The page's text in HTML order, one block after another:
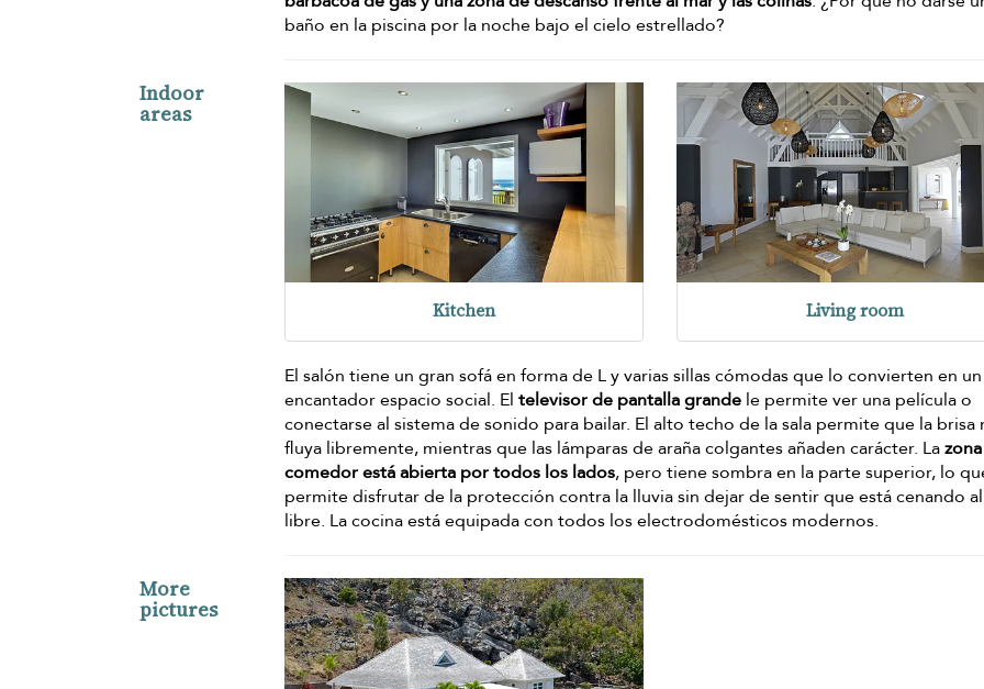
baño en la piscina por la noche bajo el cielo estrellado?
Indoor
areas
Kitchen Living room
El salón tiene un gran sofá en forma de L y varias sillas cómodas que lo convierten en un
encantador espacio social. Eltelevisor de pantalla grande le permite ver una película o
conectarse al sistema de sonido para bailar. El alto techo de la sala permite que la brisa
fluya libremente, mientras que las lámparas de araña colgantes añaden carácter. La
comedor está abierta por todos los lados, pero tiene sombra en la parte superior, lo
permite disfrutar de la protección contra la lluvia sin dejar de sentir que está cenando
libre. La cocina está equipada con todos los electrodomésticos modernos.
More
pictures